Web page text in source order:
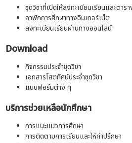
ชุดวิชาที่เปิดให้ลงทะเบียนเรียนและตา
ลาพักการศึกษาทางอินเทอร์เน็ต
ลงทะเบียนเรียนผ่านทางออนไลน์
Download
กิจกรรมประจำชุดวิชา
เอกสารโสตทัศน์ประจำชุดวิชา
แบบฟอร์มต่าง ๆ
บริการช่วยเหลือนักศึกษา
การแนะแนวการศึกษา
การติดตามการเรียนและให้คำปรึกษา